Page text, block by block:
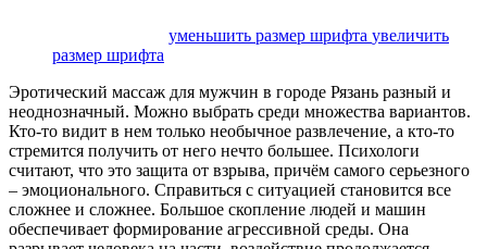
уменьшить размер шрифта увеличить
размер шрифта
Эротический массаж для мужчин в городе Рязань разный и
неоднозначный. Можно выбрать среди множества вариантов.
Кто-то видит в нем только необычное развлечение, а кто-то
стремится получить от него нечто большее. Психологи
считают, что это защита от взрыва, причём самого серьезного
– эмоционального. Справиться с ситуацией становится все
сложнее и сложнее. Большое скопление людей и машин
обеспечивает формирование агрессивной среды. Она